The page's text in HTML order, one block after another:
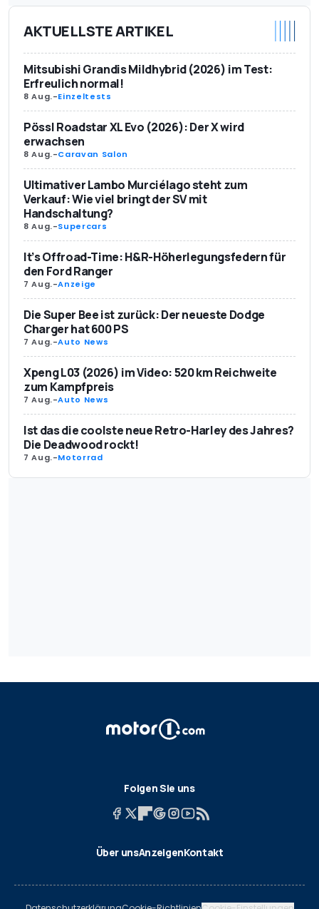
AKTUELLSTE ARTIKEL
Mitsubishi Grandis Mildhybrid (2026) im Test:
Erfreulich normal!
8 Aug.-Einzeltests
Pössl Roadstar XL Evo (2026): Der X wird
erwachsen
8 Aug.-Caravan Salon
Ultimativer Lambo Murciélago steht zum
Verkauf: Wie viel bringt der SV mit
Handschaltung?
8 Aug.-Supercars
It’s Offroad-Time: H&R-Höherlegungsfedern für
den Ford Ranger
7 Aug.-Anzeige
Die Super Bee ist zurück: Der neueste Dodge
Charger hat 600 PS
7 Aug.-Auto News
Xpeng L03 (2026) im Video: 520 km Reichweite
zum Kampfpreis
7 Aug.-Auto News
Ist das die coolste neue Retro-Harley des Jahres?
Die Deadwood rockt!
7 Aug.-Motorrad
Folgen Sie uns
Über unsAnzeigenKontakt